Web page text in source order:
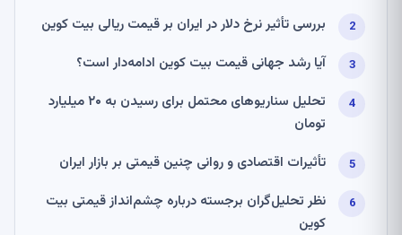
بررسی تأثیر نرخ دلار در ایران بر قیمت ریالی بیت کوین
آیا رشد جهانی قیمت بیت کوین ادامه‌دار است؟
تحلیل سناریوهای محتمل برای رسیدن به ۲۰ میلیارد
تومان
تأثیرات اقتصادی و روانی چنین قیمتی بر بازار ایران
نظر تحلیل‌گران برجسته درباره چشم‌انداز قیمتی بیت
کوین